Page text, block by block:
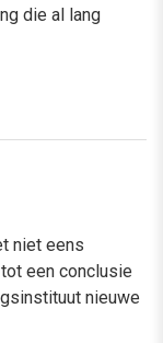
die al lang
niet eens
een conclusie
nieuwe